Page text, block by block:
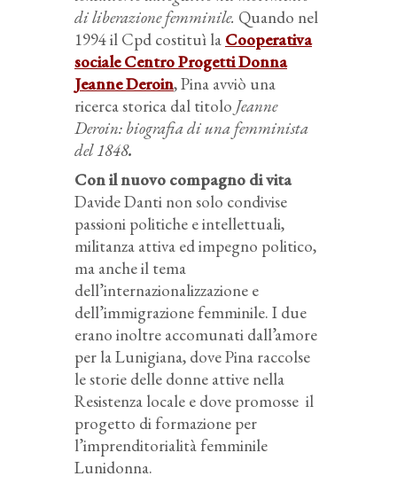
di liberazione femminile. Quando nel
1994 il Cpd costituì la Cooperativa
sociale Centro Progetti Donna
Jeanne Deroin, Pina avviò una
ricerca storica dal titolo Jeanne
Deroin: biografia di una femminista
del 1848.
Con il nuovo compagno di vita
Davide Danti non solo condivise
passioni politiche e intellettuali,
militanza attiva ed impegno politico,
ma anche il tema
dell’internazionalizzazione e
dell’immigrazione femminile. I due
erano inoltre accomunati dall’amore
per la Lunigiana, dove Pina raccolse
le storie delle donne attive nella
Resistenza locale e dove promosse il
progetto di formazione per
l’imprenditorialità femminile
Lunidonna.